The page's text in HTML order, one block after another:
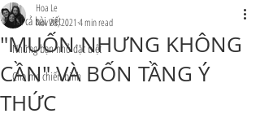
Tất cả bài viết
Những bạn nhỏ đặc biệt
Cha mẹ chiến binh
"MUỐN NHƯNG KHÔNG
CẦN" VÀ BỐN TẦNG Ý
THỨC
Hoa Le
Nov 28, 2021 4 min read